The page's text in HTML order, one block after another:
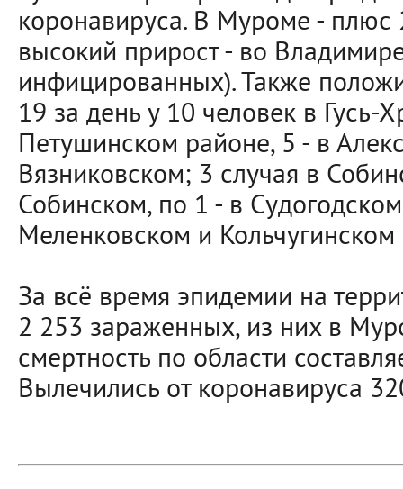
коронавируса. В Муроме -
высокий прирост - во
инфицированных). Также
19 за день у 10 человек в Гусь-
Петушинском районе, 5 - в
Вязниковском; 3 случая в
Собинском, по 1 - в
Меленковском и
За всё время эпидемии на
2 253 зараженных, из них в
смертность по области
Вылечились от коронавируса